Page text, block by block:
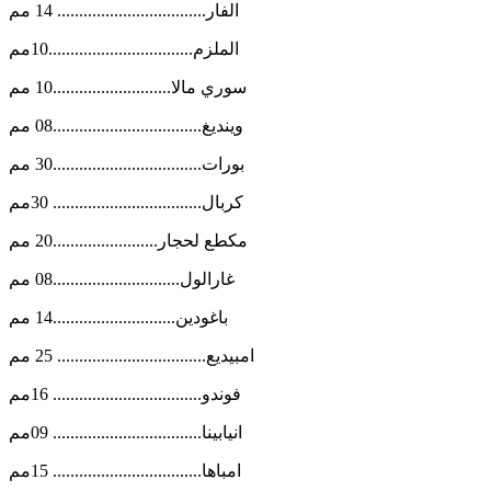
الفار.................................. 14 مم
الملزم.................................10مم
سوري مالا...........................10 مم
وينديغ..................................08 مم
بورات..................................30 مم
كربال.................................. 30مم
مكطع لحجار........................20 مم
غارالول.............................08 مم
باغودين............................14 مم
امبيديع.................................. 25 مم
فوندو.................................. 16مم
انيابينا.................................. 09مم
امباها.................................. 15مم